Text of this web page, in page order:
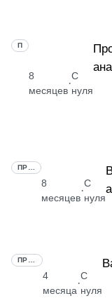
ПРОФЕССИЯ
8
месяцев
·
С
нуля
8
месяцев
·
С
нуля
4
месяца
·
С
нуля